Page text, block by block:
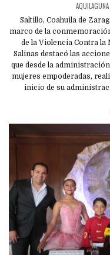
AQUILAGUNA
Saltillo, Coahuila de
marco de la
de la Violencia Contra
Salinas destacó las
que desde la
mujeres empoderadas,
inicio de su